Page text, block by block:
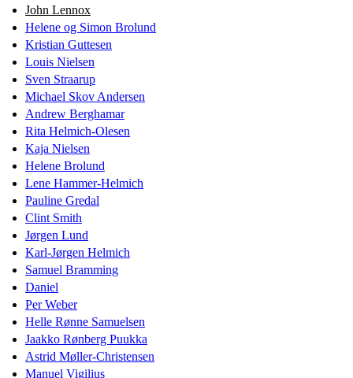
John Lennox
Helene og Simon Brolund
Kristian Guttesen
Louis Nielsen
Sven Straarup
Michael Skov Andersen
Andrew Berghamar
Rita Helmich-Olesen
Kaja Nielsen
Helene Brolund
Lene Hammer-Helmich
Pauline Gredal
Clint Smith
Jørgen Lund
Karl-Jørgen Helmich
Samuel Bramming
Daniel
Per Weber
Helle Rønne Samuelsen
Jaakko Rønberg Puukka
Astrid Møller-Christensen
Manuel Vigilius